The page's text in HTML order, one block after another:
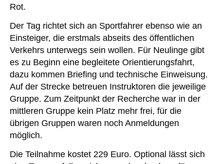
Rot.
Der Tag richtet sich an Sportfahrer ebenso wie an
Einsteiger, die erstmals abseits des öffentlichen
Verkehrs unterwegs sein wollen. Für Neulinge gibt
es zu Beginn eine begleitete Orientierungsfahrt,
dazu kommen Briefing und technische Einweisung.
Auf der Strecke betreuen Instruktoren die jeweilige
Gruppe. Zum Zeitpunkt der Recherche war in der
mittleren Gruppe kein Platz mehr frei, für die
übrigen Gruppen waren noch Anmeldungen
möglich.
Die Teilnahme kostet 229 Euro. Optional lässt sich